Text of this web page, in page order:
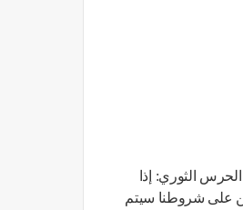
الثوري: إذا
على شروطنا سيتم